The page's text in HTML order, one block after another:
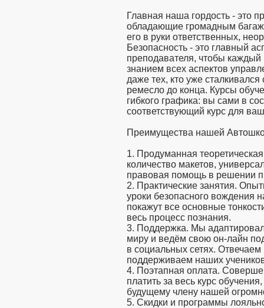
Главная наша гордость - это
обладающие громадным
его в руки ответственных,
Безопасность - это главный
преподавателя, чтобы
знанием всех аспектов
даже тех, кто уже
ремесло до конца. Курсы
гибкого графика: вы сами в
соответствующий курс для
Преимущества нашей
1. Продуманная
количество макетов,
правовая помощь в решении
2. Практические занятия.
уроки безопасного вождения
покажут все основные
весь процесс познания.
3. Поддержка. Мы
миру и ведём свою он-лайн
в социальных сетях.
поддерживаем наших
4. Поэтапная оплата.
платить за весь курс
будущему члену нашей
5. Скидки и программы